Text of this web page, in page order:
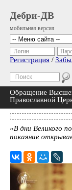
Дебри-ДВ
мобильная версия
Логин
Регистрация /
Обращение
Православной
«В дни Великого
покаяние